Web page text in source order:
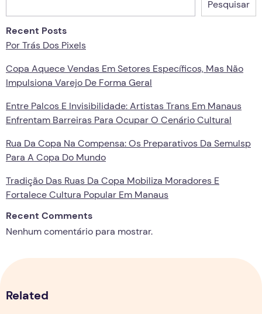
Pesquisar
Recent Posts
Por Trás Dos Pixels
Copa Aquece Vendas Em Setores Específicos, Mas Não
Impulsiona Varejo De Forma Geral
Entre Palcos E Invisibilidade: Artistas Trans Em Manaus
Enfrentam Barreiras Para Ocupar O Cenário Cultural
Rua Da Copa Na Compensa: Os Preparativos Da Semulsp
Para A Copa Do Mundo
Tradição Das Ruas Da Copa Mobiliza Moradores E
Fortalece Cultura Popular Em Manaus
Recent Comments
Nenhum comentário para mostrar.
Related